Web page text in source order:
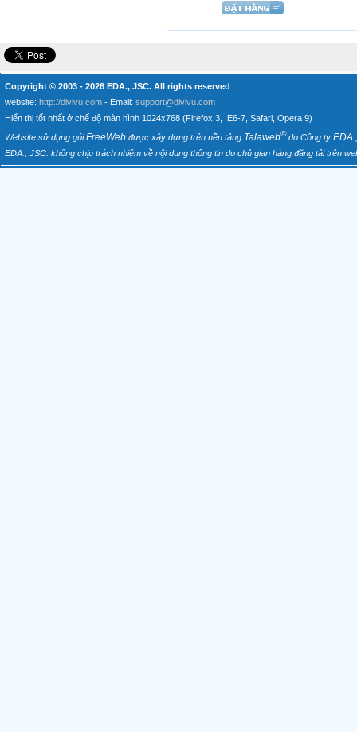
Copyright © 2003 - 2026 EDA., JSC. All rights reserved
website: http://divivu.com - Email: support@divivu.com
Hiển thị tốt nhất ở chế độ màn hình 1024x768 (Firefox 3, IE6-7, Safari, Opera 9)
Website sử dụng góiFreeWeb được xây dựng trên nền tảng Talaweb©do Công ty
EDA., JSC. không chịu trách nhiệm về nội dung thông tin do chủ gian hàng đăng tải trên